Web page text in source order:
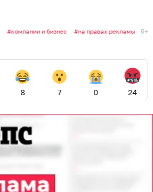
компании и бизнес на правах рекламы 6+
8 7 0 24